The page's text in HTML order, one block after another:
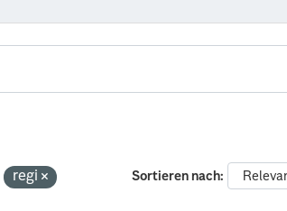
Sortieren nach
regi